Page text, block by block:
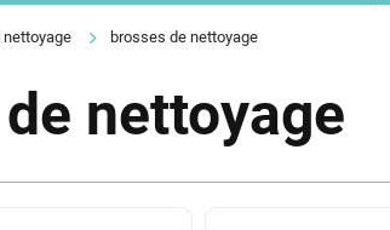
brosses de nettoyage
nettoyage